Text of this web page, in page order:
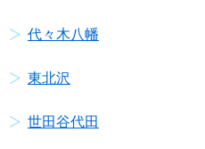
代々木八幡
東北沢
世田谷代田